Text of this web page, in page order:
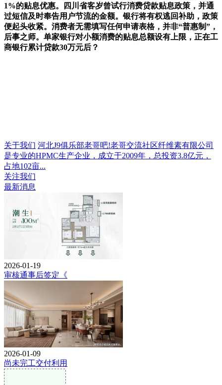
1%的贴息优惠。四川省客岁曾试行消费贷款贴息政策，并通
过短信及时奉告用户节流的金额。银行将有权逃回补助，政策
便起头收紧。消费者无需填写任何申请表格，并非“普惠制”，
后事之师。单家银行对小额消费的贴息总额设有上限，正在工
商银行累计贷款30万元后？
关于我们 河北J9俱乐部老哥吧!老哥交流社区纤维素有限公司
是专业的HPMC生产企业，成立于2009年，总投资3.8亿元，
占地102亩...
关注我们
最新消息
2026-01-19
审核通事后签定《
2026-01-09
尚未完工交付利用